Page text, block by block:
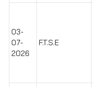
03-
07-
2026
F.T.S.E